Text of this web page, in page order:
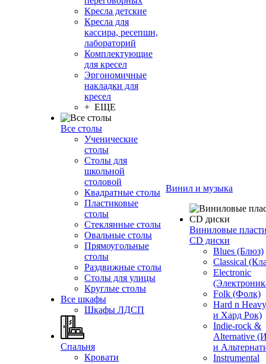
Кресла детские
Кресла для
кассира, ресепшн,
лабораторий
Комплектующие
для кресел
Эргономичные
накладки для
кресел
+ ЕЩЕ
Все столы
Ученические
столы
Столы для
школьной
столовой
Квадратные столы
Пластиковые
столы
Стеклянные столы
Овальные столы
Прямоугольные
столы
Раздвижные столы
Столы для улицы
Круглые столы
Все шкафы
Шкафы ЛДСП
Спальня
Кровати
Винил и музыка
Виниловые
CD диски
Blues (Блюз)
Classical
Electronic
Folk (Фолк)
Hard n
и Хард Рок)
Indie-rock &
Alternative
и
Instrumental